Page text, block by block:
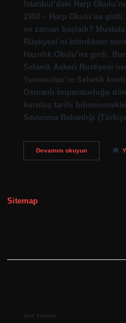
İstanbul’daki Harp
1902 – Harp Okulu’na
ne zaman başladı?
Rüştiyesi’ni bitirdikten
Hazırlık Okulu’na girdi.
Selanik Askeri Rustiyesi
Yunanistan’ın Selanik
Osmanlı İmparatorluğu
kuruluş tarihi
Savunma Bakanlığı
Devamını okuyunAtatürk
Sitemap
Son Yazılar